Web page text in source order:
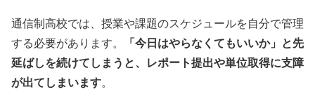
通信制高校では、授業や課題のスケジュールを自分で管理
する必要があります。
「今日はやらなくてもいいか」と先
延ばしを続けてしまうと、レポート提出や単位取得に支障
が出てしまいます。